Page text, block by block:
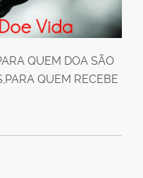
QUEM DOA SÃO
QUEM RECEBE